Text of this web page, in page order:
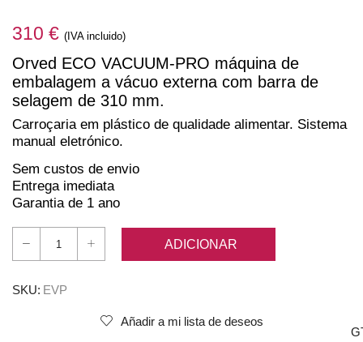
310 € (IVA incluido)
Orved ECO VACUUM-PRO máquina de
embalagem a vácuo externa com barra de
selagem de 310 mm.
Carroçaria em plástico de qualidade alimentar. Sistema
manual eletrónico.
Sem custos de envio
Entrega imediata
Garantia de 1 ano
Quantidade
Orved
VACUUM-
ADICIONAR
SKU: EVP
Añadir a mi lista de deseos